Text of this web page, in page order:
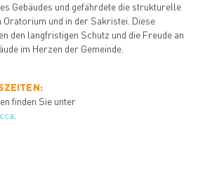
Gebäudes und gefährdete die strukturelle
Oratorium und in der Sakristei. Diese
den langfristigen Schutz und die Freude an
im Herzen der Gemeinde.
finden Sie unter